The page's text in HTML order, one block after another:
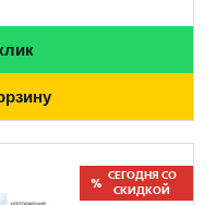
СЕГОДНЯ СО
СКИДКОЙ